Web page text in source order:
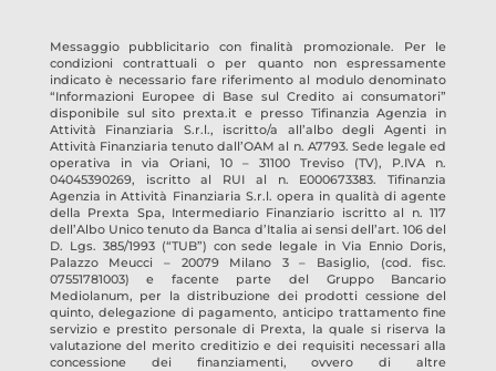
Messaggio pubblicitario con finalità promozionale. Per le
condizioni contrattuali o per quanto non espressamente
indicato è necessario fare riferimento al modulo denominato
“Informazioni Europee di Base sul Credito ai consumatori”
disponibile sul sito prexta.it e presso Tifinanzia Agenzia in
Attività Finanziaria S.r.l., iscritto/a all’albo degli Agenti in
Attività Finanziaria tenuto dall’OAM al n. A7793. Sede legale ed
operativa in via Oriani, 10 – 31100 Treviso (TV), P.IVA n.
04045390269, iscritto al RUI al n. E000673383.Tifinanzia
Agenzia in Attività Finanziaria S.r.l. opera in qualità di agente
della Prexta Spa, Intermediario Finanziario iscritto al n. 117
dell’Albo Unico tenuto da Banca d’Italia ai sensi dell’art. 106 del
D. Lgs. 385/1993 (“TUB”) con sede legale in Via Ennio Doris,
Palazzo Meucci – 20079 Milano 3 – Basiglio, (cod. fisc.
07551781003) e facente parte del Gruppo Bancario
Mediolanum, per la distribuzione dei prodotti cessione del
quinto, delegazione di pagamento, anticipo trattamento fine
servizio e prestito personale di Prexta, la quale si riserva la
valutazione del merito creditizio e dei requisiti necessari alla
concessione dei finanziamenti, ovvero di altre